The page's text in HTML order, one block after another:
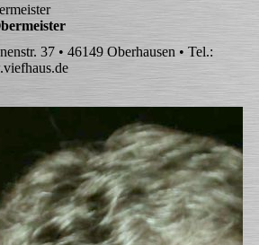
37 • 46149 Oberhausen • Tel.: